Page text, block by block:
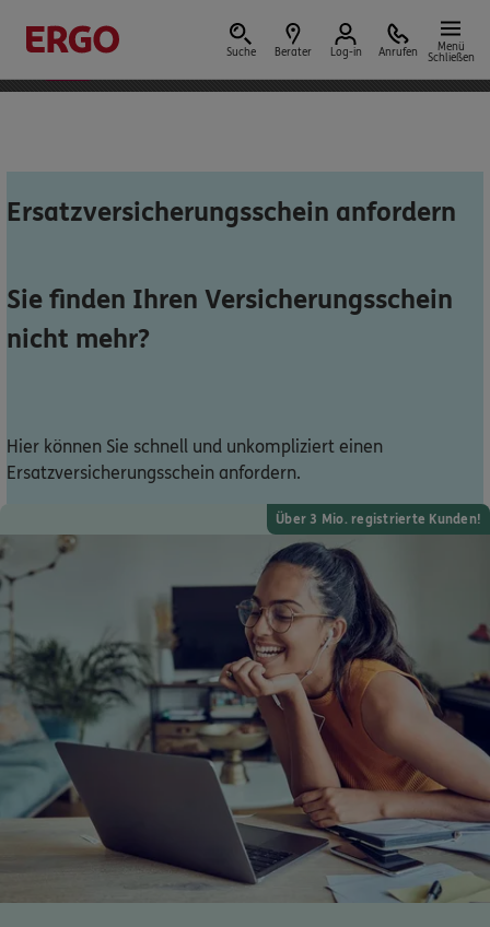
ERGO App
bestens bewertet mit
Installieren
Suche Berater Log-in Anrufen
Menü
Schließen
Jetzt Förderung selbst berechnen.
Nicht sicher, was Sie benötigen?
Meine Versicherungen
Sehen Sie auf einen Blick Ihre Versicherungen bei ERGO,
dem ERGO Rechtsschutz und der DKV.
Zum Kundenportal
Ersatzversicherungsschein anfordern
Sie finden Ihren Versicherungsschein
nicht mehr?
Hier können Sie schnell und unkompliziert einen
Ersatzversicherungsschein anfordern.
Über 3 Mio. registrierte Kunden!